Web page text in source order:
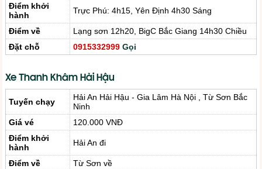
Điểm khởi
hành
Trực Phú: 4h15, Yên Định 4h30 Sáng
Điểm về
Lạng sơn 12h20, BigC Bắc Giang 14h30 Chiều
Đặt chỗ
0915332999 Gọi
Xe Thanh Khâm Hải Hậu
Tuyến chạy
Hải An Hải Hậu - Gia Lâm Hà Nội , Từ Sơn Bắc
Ninh
Giá vé
120.000 VNĐ
Điểm khởi
hành
Hải An đi
Điểm về
Từ Sơn về